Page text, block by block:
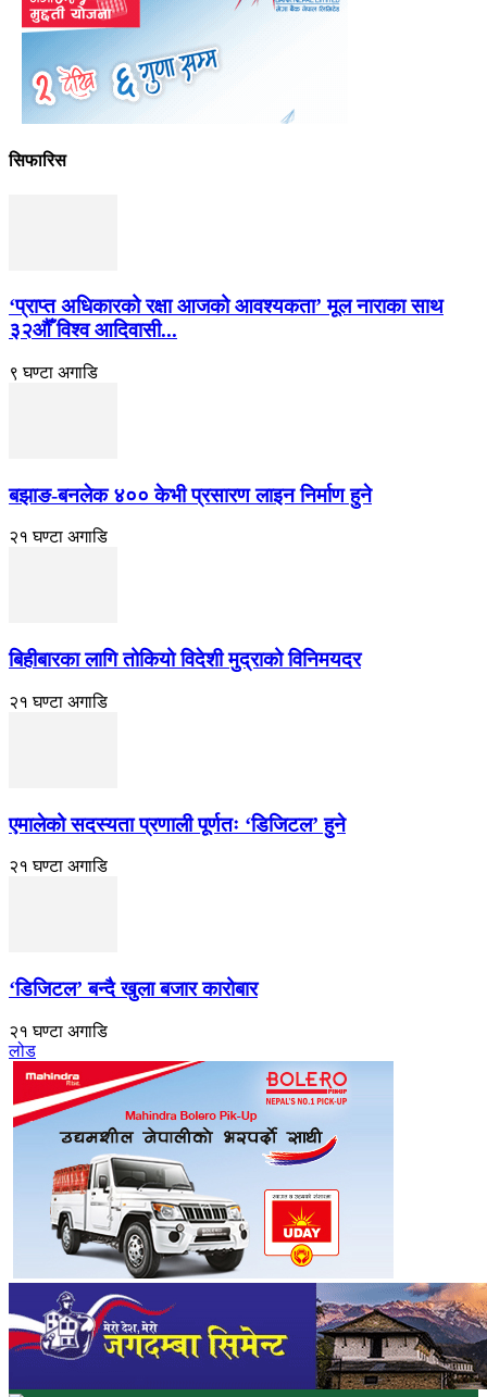
सिफारिस
‘प्राप्त अधिकारको रक्षा आजको आवश्यकता’ मूल नाराका साथ
३२औँ विश्व आदिवासी...
९ घण्टा अगाडि
बझाङ-बनलेक ४०० केभी प्रसारण लाइन निर्माण हुने
२१ घण्टा अगाडि
बिहीबारका लागि तोकियो विदेशी मुद्राको विनिमयदर
२१ घण्टा अगाडि
एमालेको सदस्यता प्रणाली पूर्णतः ‘डिजिटल’ हुने
२१ घण्टा अगाडि
‘डिजिटल’ बन्दै खुला बजार कारोबार
२१ घण्टा अगाडि
लोड